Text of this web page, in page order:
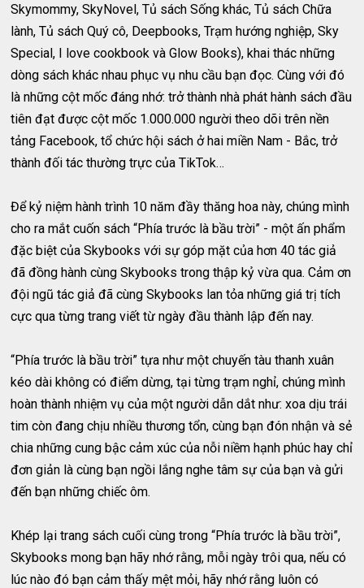
Skymommy, SkyNovel, Tủ sách Sống khác, Tủ sách Chữa
lành, Tủ sách Quý cô, Deepbooks, Trạm hướng nghiệp, Sky
Special, I love cookbook và Glow Books), khai thác những
dòng sách khác nhau phục vụ nhu cầu bạn đọc. Cùng với đó
là những cột mốc đáng nhớ: trở thành nhà phát hành sách đầu
tiên đạt được cột mốc 1.000.000 người theo dõi trên nền
tảng Facebook, tổ chức hội sách ở hai miền Nam - Bắc, trở
thành đối tác thường trực của TikTok…
Để kỷ niệm hành trình 10 năm đầy thăng hoa này, chúng mình
cho ra mắt cuốn sách “Phía trước là bầu trời” - một ấn phẩm
đặc biệt của Skybooks với sự góp mặt của hơn 40 tác giả
đã đồng hành cùng Skybooks trong thập kỷ vừa qua. Cảm ơn
đội ngũ tác giả đã cùng Skybooks lan tỏa những giá trị tích
cực qua từng trang viết từ ngày đầu thành lập đến nay.
“Phía trước là bầu trời” tựa như một chuyến tàu thanh xuân
kéo dài không có điểm dừng, tại từng trạm nghỉ, chúng mình
hoàn thành nhiệm vụ của một người dẫn dắt như: xoa dịu trái
tim còn đang chịu nhiều thương tổn, cùng bạn đón nhận và sẻ
chia những cung bậc cảm xúc của nỗi niềm hạnh phúc hay chỉ
đơn giản là cùng bạn ngồi lắng nghe tâm sự của bạn và gửi
đến bạn những chiếc ôm.
Khép lại trang sách cuối cùng trong “Phía trước là bầu trời”,
Skybooks mong bạn hãy nhớ rằng, mỗi ngày trôi qua, nếu có
lúc nào đó bạn cảm thấy mệt mỏi, hãy nhớ rằng luôn có